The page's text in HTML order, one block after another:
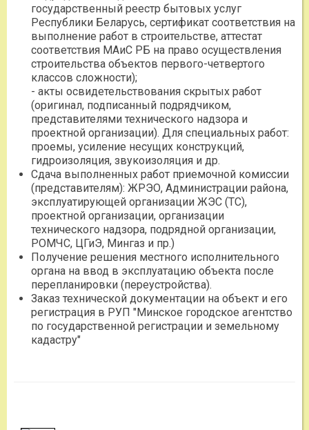
государственный реестр бытовых услуг
Республики Беларусь, сертификат соответствия на
выполнение работ в строительстве, аттестат
соответствия МАиС РБ на право осуществления
строительства объектов первого-четвертого
классов сложности);
- акты освидетельствования скрытых работ
(оригинал, подписанный подрядчиком,
представителями технического надзора и
проектной организации). Для специальных работ:
проемы, усиление несущих конструкций,
гидроизоляция, звукоизоляция и др.
Сдача выполненных работ приемочной комиссии
(представителям): ЖРЭО, Администрации района,
эксплуатирующей организации ЖЭС (ТС),
проектной организации, организации
технического надзора, подрядной организации,
РОМЧС, ЦГиЭ, Мингаз и пр.)
Получение решения местного исполнительного
органа на ввод в эксплуатацию объекта после
перепланировки (переустройства).
Заказ технической документации на объект и его
регистрация в РУП "Минское городское агентство
по государственной регистрации и земельному
кадастру"